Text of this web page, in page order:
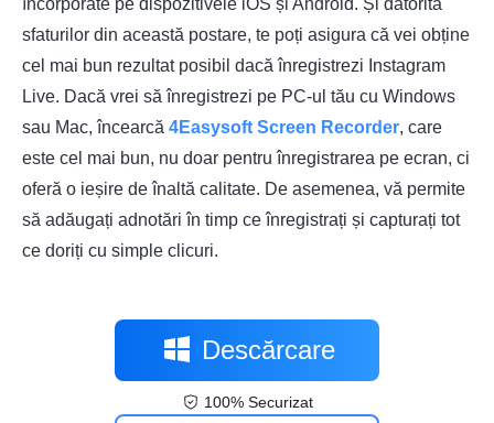
sfaturilor din această postare, te poți asigura că vei obține
cel mai bun rezultat posibil dacă înregistrezi Instagram
Live. Dacă vrei să înregistrezi pe PC-ul tău cu Windows
sau Mac, încearcă 4Easysoft Screen Recorder, care
este cel mai bun, nu doar pentru înregistrarea pe ecran, ci
oferă o ieșire de înaltă calitate. De asemenea, vă permite
să adăugați adnotări în timp ce înregistrați și capturați tot
ce doriți cu simple clicuri.
Descărcare
gratuită
100% Securizat